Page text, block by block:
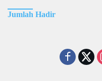
Jumlah Hadir